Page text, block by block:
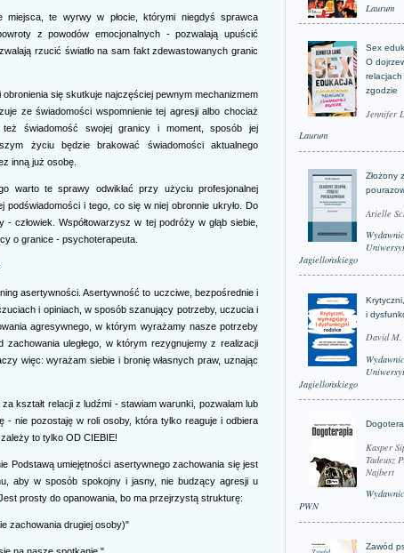
te wyrwy w płocie, którymi niegdyś sprawca
z powodów emocjonalnych - pozwalają upuścić
rzucić światło na sam fakt zdewastowanych granic
się skutkuje najczęściej pewnym mechanizmem
ze świadomości wspomnienie tej agresji albo chociaż
świadomość swojej granicy i moment, sposób jej
życiu będzie brakować świadomości aktualnego
inną już osobę.
warto te sprawy odwikłać przy użyciu profesjonalnej
podświadomości i tego, co się w niej obronnie ukryło. Do
Współtowarzysz w tej podróży w głąb siebie,
o granice - psychoterapeuta.
asertywności. Asertywność to uczciwe, bezpośrednie i
i opiniach, w sposób szanujący potrzeby, uczucia i
agresywnego, w którym wyrażamy nasze potrzeby
uległego, w którym rezygnujemy z realizacji
więc: wyrażam siebie i bronię własnych praw, uznając
kształt relacji z ludźmi - stawiam warunki, pozwalam lub
- nie pozostaję w roli osoby, która tylko reaguje i odbiera
to tylko OD CIEBIE!
Podstawą umiejętności asertywnego zachowania się jest
aby w sposób spokojny i jasny, nie budzący agresji u
prosty do opanowania, bo ma przejrzystą strukturę:
zachowania drugiej osoby)"
Laurum
Sex
O
zgodzie
Jennifer
Laurum
Złożony
Arielle
Jagiellońskiego
i
David M.
Jagiellońskiego
Kasper
Tadeusz
Najbert
PWN
Zawód